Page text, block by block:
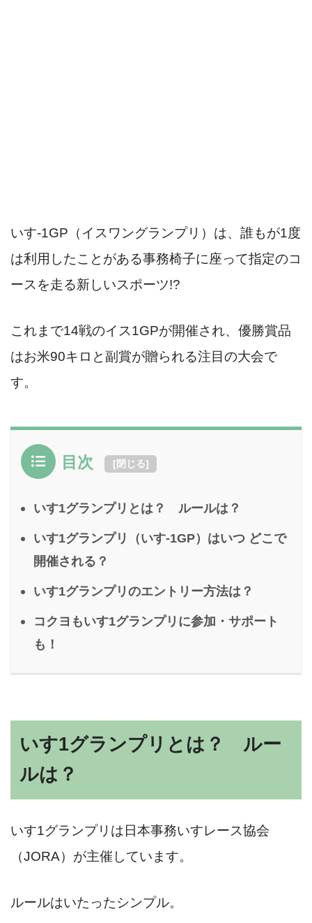
いす-1GP（イスワングランプリ）は、誰もが1度
は利用したことがある事務椅子に座って指定のコ
ースを走る新しいスポーツ!?
これまで14戦のイス1GPが開催され、優勝賞品
はお米90キロと副賞が贈られる注目の大会で
す。
目次 [閉じる]
いす1グランプリとは？ ルールは？
いす1グランプリ（いす-1GP）はいつ どこで
開催される？
いす1グランプリのエントリー方法は？
コクヨもいす1グランプリに参加・サポート
も！
いす1グランプリとは？ ルー
ルは？
いす1グランプリは日本事務いすレース協会
（JORA）が主催しています。
ルールはいたったシンプル。